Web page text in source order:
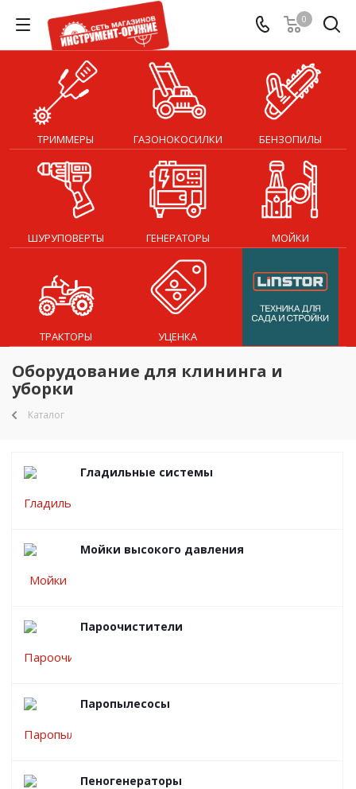
0
ТРИММЕРЫ ГАЗОНОКОСИЛКИ БЕНЗОПИЛЫ
ШУРУПОВЕРТЫ ГЕНЕРАТОРЫ МОЙКИ
ТРАКТОРЫ УЦЕНКА
Оборудование для клининга и
уборки
Каталог
Гладильные системы
Мойки высокого давления
Пароочистители
Паропылесосы
Пеногенераторы